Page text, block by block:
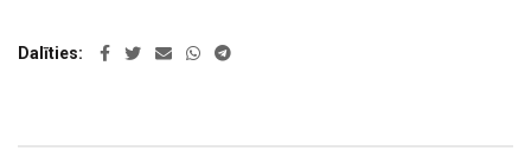
Dalīties